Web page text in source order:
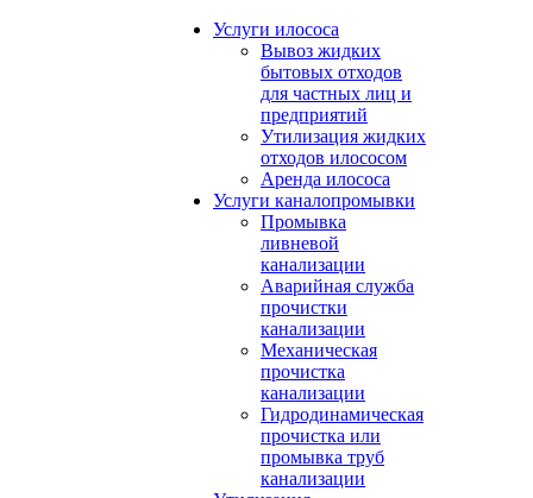
Услуги илососа
Вывоз жидких
бытовых отходов
для частных лиц и
предприятий
Утилизация жидких
отходов илососом
Аренда илососа
Услуги каналопромывки
Промывка
ливневой
канализации
Аварийная служба
прочистки
канализации
Механическая
прочистка
канализации
Гидродинамическая
прочистка или
промывка труб
канализации